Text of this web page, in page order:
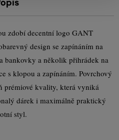
zdobí decentní logo GANT
design se zapínáním na
bankovky a několik přihrádek na
s klopou a zapínáním. Povrchový
prémiové kvality, která vyniká
dárek i maximálně praktický
styl.